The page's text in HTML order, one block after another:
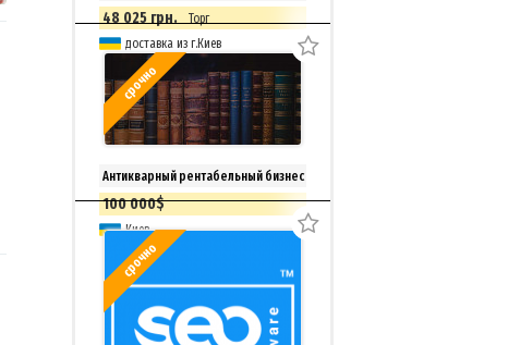
48 025 грн.
Торг
доставка из г.Киев
срочно
Антикварный рентабельный бизнес
100 000$
Киев
срочно